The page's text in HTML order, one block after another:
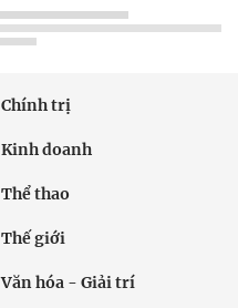
Chính trị
Kinh doanh
Thể thao
Thế giới
Văn hóa - Giải trí